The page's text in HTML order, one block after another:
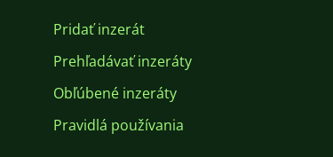
Pridať inzerát
Prehľadávať inzeráty
Obľúbené inzeráty
Pravidlá používania